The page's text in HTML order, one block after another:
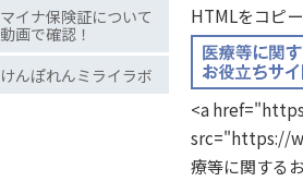
HTMLをコピ
<a
src="https://
療等に関する
マイナ保険証について
動画で確認！
けんぽれんミライラボ